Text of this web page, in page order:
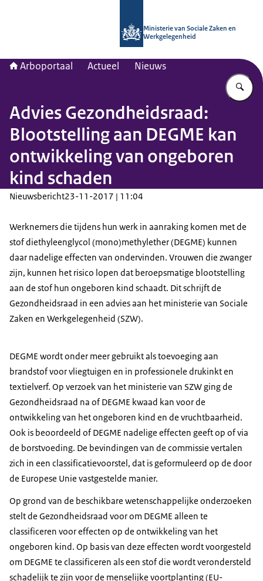
Ministerie van Sociale Zaken en
Werkgelegenheid
Arboportaal Actueel Nieuws
Advies Gezondheidsraad:
Blootstelling aan DEGME kan
ontwikkeling van ongeboren
kind schaden
Nieuwsbericht23-11-2017 | 11:04
Werknemers die tijdens hun werk in aanraking komen met de
stof diethyleenglycol (mono)methylether (DEGME) kunnen
daar nadelige effecten van ondervinden. Vrouwen die zwanger
zijn, kunnen het risico lopen dat beroepsmatige blootstelling
aan de stof hun ongeboren kind schaadt. Dit schrijft de
Gezondheidsraad in een advies aan het ministerie van Sociale
Zaken en Werkgelegenheid (SZW).
DEGME wordt onder meer gebruikt als toevoeging aan
brandstof voor vliegtuigen en in professionele drukinkt en
textielverf. Op verzoek van het ministerie van SZW ging de
Gezondheidsraad na of DEGME kwaad kan voor de
ontwikkeling van het ongeboren kind en de vruchtbaarheid.
Ook is beoordeeld of DEGME nadelige effecten geeft op of via
de borstvoeding. De bevindingen van de commissie vertalen
zich in een classificatievoorstel, dat is geformuleerd op de door
de Europese Unie vastgestelde manier.
Op grond van de beschikbare wetenschappelijke onderzoeken
stelt de Gezondheidsraad voor om DEGME alleen te
classificeren voor effecten op de ontwikkeling van het
ongeboren kind. Op basis van deze effecten wordt voorgesteld
om DEGME te classificeren als een stof die wordt verondersteld
schadelijk te zijn voor de menselijke voortplanting (EU-